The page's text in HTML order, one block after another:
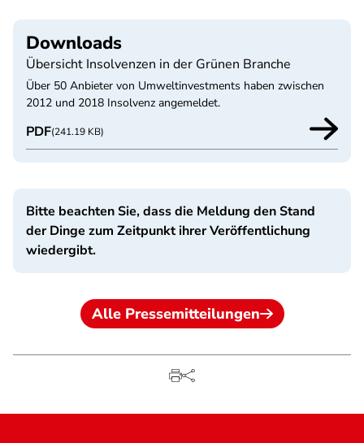
Downloads
Übersicht Insolvenzen in der Grünen Branche
Über 50 Anbieter von Umweltinvestments haben zwischen
2012 und 2018 Insolvenz angemeldet.
PDF(241.19 KB)
Bitte beachten Sie, dass die Meldung den Stand
der Dinge zum Zeitpunkt ihrer Veröffentlichung
wiedergibt.
Alle Pressemitteilungen